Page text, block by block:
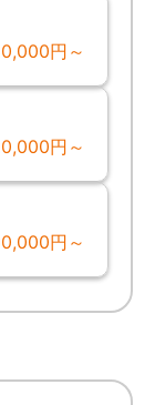
円～
円～
円～